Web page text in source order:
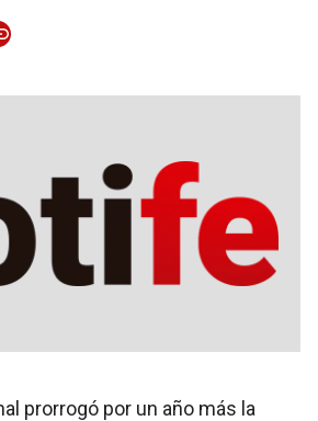
prorrogó por un año más la